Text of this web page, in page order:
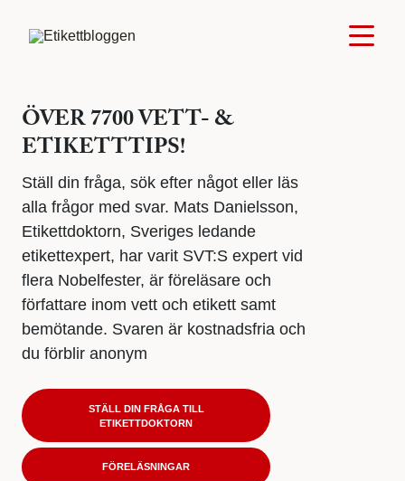
ÖVER 7700 VETT- &
ETIKETTTIPS!
Ställ din fråga, sök efter något eller läs
alla frågor med svar. Mats Danielsson,
Etikettdoktorn, Sveriges ledande
etikettexpert, har varit SVT:S expert vid
flera Nobelfester, är föreläsare och
författare inom vett och etikett samt
bemötande. Svaren är kostnadsfria och
du förblir anonym
STÄLL DIN FRÅGA TILL
ETIKETTDOKTORN
FÖRELÄSNINGAR